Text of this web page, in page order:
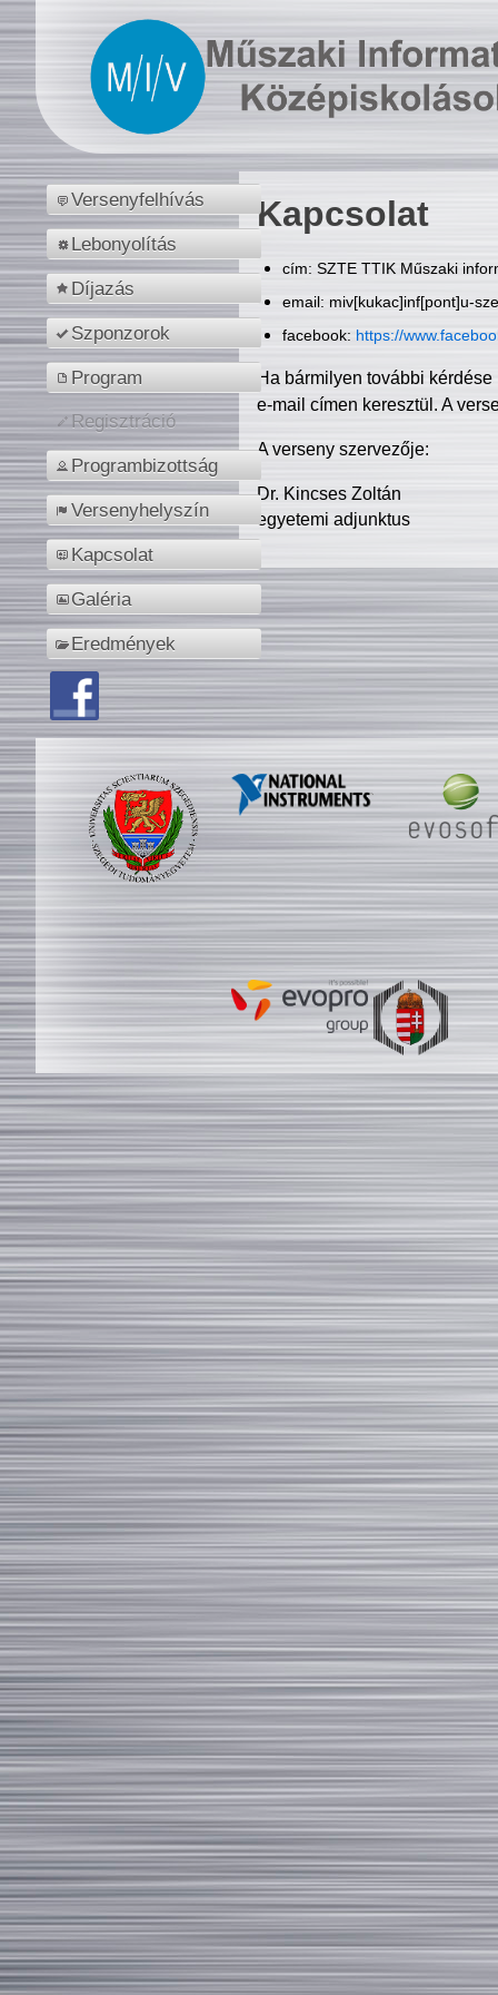
Versenyfelhívás
Lebonyolítás
Díjazás
Szponzorok
Program
Regisztráció
Programbizottság
Versenyhelyszín
Kapcsolat
Galéria
Eredmények
Kapcsolat
cím: SZTE TTIK Műszaki
email: miv[kukac]inf[pont]u-
facebook: https://
Ha bármilyen további
e-mail címen keresztül. A
A verseny szervezője:
Dr. Kincses Zoltán
egyetemi adjunktus